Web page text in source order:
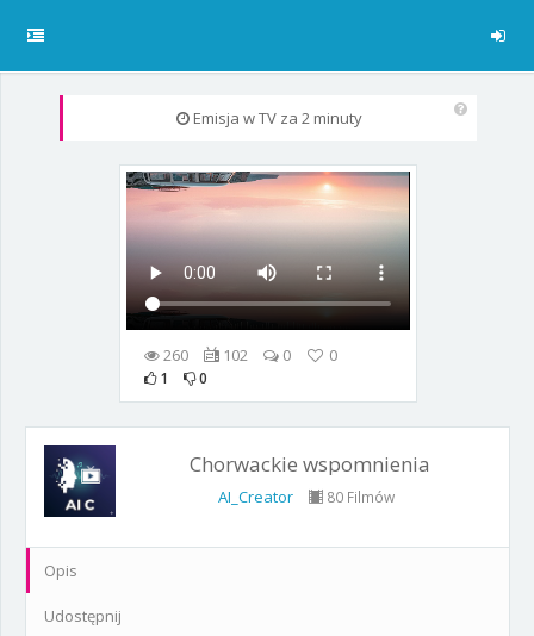
Emisja w TV za 2 minuty
260 102 0 0
1 0
Chorwackie wspomnienia
AI_Creator 80 Filmów
Opis
Udostępnij